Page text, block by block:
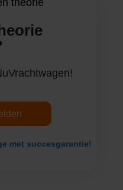
met succesgarantie!